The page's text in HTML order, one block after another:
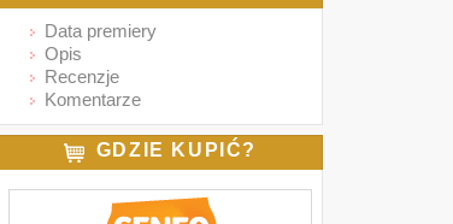
Data premiery
Opis
Recenzje
Komentarze
GDZIE KUPIĆ?